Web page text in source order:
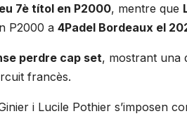
7è títol en P2000, mentre que
P2000 a 4Padel Bordeaux el
perdre cap set, mostrant una
francès.
i Lucile Pothier s’imposen